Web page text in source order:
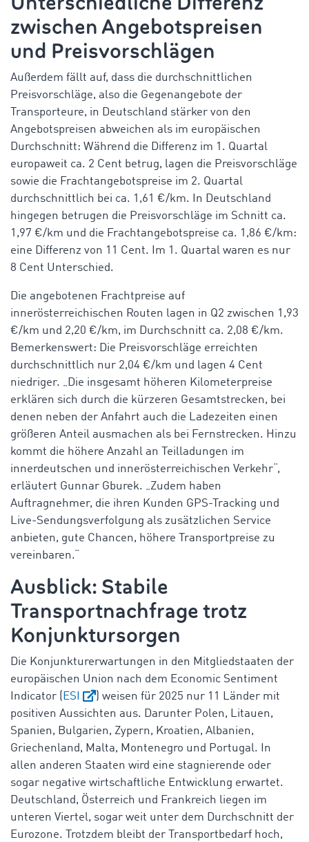
zwischen Angebotspreisen
und Preisvorschlägen
Außerdem fällt auf, dass die durchschnittlichen
Preisvorschläge, also die Gegenangebote der
Transporteure, in Deutschland stärker von den
Angebotspreisen abweichen als im europäischen
Durchschnitt: Während die Differenz im 1. Quartal
europaweit ca. 2 Cent betrug, lagen die Preisvorschläge
sowie die Frachtangebotspreise im 2. Quartal
durchschnittlich bei ca. 1,61 €/km. In Deutschland
hingegen betrugen die Preisvorschläge im Schnitt ca.
1,97 €/km und die Frachtangebotspreise ca. 1,86 €/km:
eine Differenz von 11 Cent. Im 1. Quartal waren es nur
8 Cent Unterschied.
Die angebotenen Frachtpreise auf
innerösterreichischen Routen lagen in Q2 zwischen 1,93
€/km und 2,20 €/km, im Durchschnitt ca. 2,08 €/km.
Bemerkenswert: Die Preisvorschläge erreichten
durchschnittlich nur 2,04 €/km und lagen 4 Cent
niedriger. „Die insgesamt höheren Kilometerpreise
erklären sich durch die kürzeren Gesamtstrecken, bei
denen neben der Anfahrt auch die Ladezeiten einen
größeren Anteil ausmachen als bei Fernstrecken. Hinzu
kommt die höhere Anzahl an Teilladungen im
innerdeutschen und innerösterreichischen Verkehr“,
erläutert Gunnar Gburek. „Zudem haben
Auftragnehmer, die ihren Kunden GPS-Tracking und
Live-Sendungsverfolgung als zusätzlichen Service
anbieten, gute Chancen, höhere Transportpreise zu
vereinbaren.“
Ausblick: Stabile
Transportnachfrage trotz
Konjunktursorgen
Die Konjunkturerwartungen in den Mitgliedstaaten der
europäischen Union nach dem Economic Sentiment
Indicator (ESI
) weisen für 2025 nur 11 Länder mit
positiven Aussichten aus. Darunter Polen, Litauen,
Spanien, Bulgarien, Zypern, Kroatien, Albanien,
Griechenland, Malta, Montenegro und Portugal. In
allen anderen Staaten wird eine stagnierende oder
sogar negative wirtschaftliche Entwicklung erwartet.
Deutschland, Österreich und Frankreich liegen im
unteren Viertel, sogar weit unter dem Durchschnitt der
Eurozone. Trotzdem bleibt der Transportbedarf hoch,